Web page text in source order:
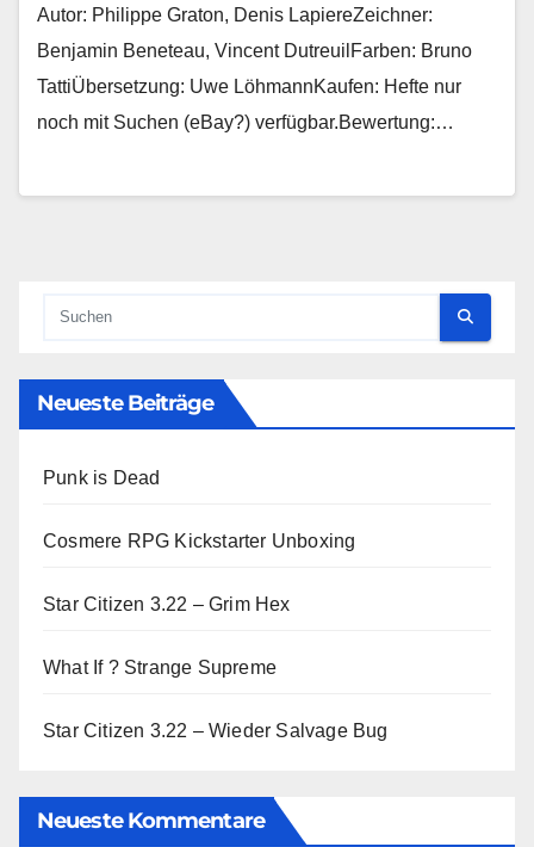
Autor: Philippe Graton, Denis LapiereZeichner:
Benjamin Beneteau, Vincent DutreuilFarben: Bruno
TattiÜbersetzung: Uwe LöhmannKaufen: Hefte nur
noch mit Suchen (eBay?) verfügbar.Bewertung:…
Neueste Beiträge
Punk is Dead
Cosmere RPG Kickstarter Unboxing
Star Citizen 3.22 – Grim Hex
What If ? Strange Supreme
Star Citizen 3.22 – Wieder Salvage Bug
Neueste Kommentare